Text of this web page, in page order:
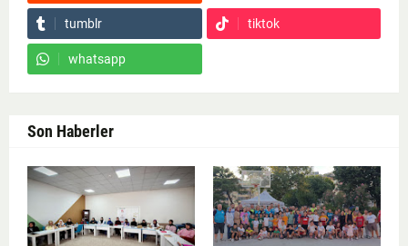
tumblr tiktok
whatsapp
Son Haberler